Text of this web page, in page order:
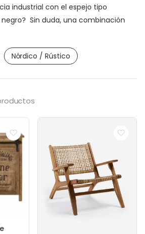
industrial con el espejo tipo
Sin duda, una combinación
Nórdico / Rústico